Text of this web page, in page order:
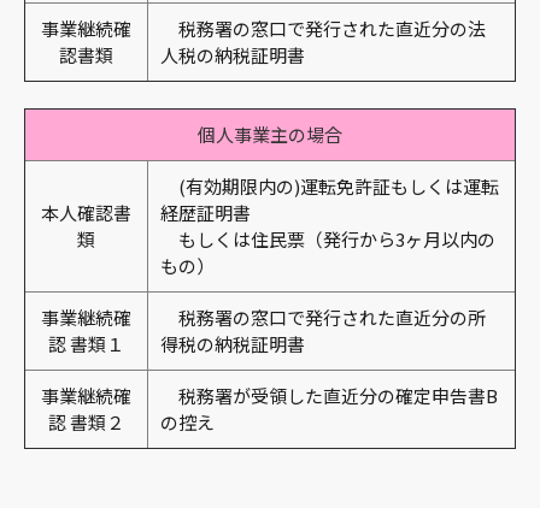
事業継続確
認書類
税務署の窓口で発行された直近分の法
人税の納税証明書
個人事業主の場合
本人確認書
類
(有効期限内の)運転免許証もしくは運転
経歴証明書
もしくは住民票（発行から3ヶ月以内の
もの）
事業継続確
認 書類１
税務署の窓口で発行された直近分の所
得税の納税証明書
事業継続確
認 書類２
税務署が受領した直近分の確定申告書B
の控え